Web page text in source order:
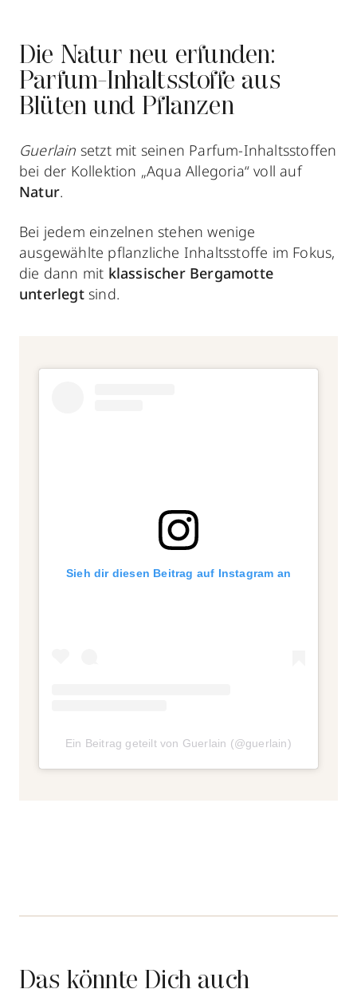
Die Natur neu erfunden:
Parfum-Inhaltsstoffe aus
Blüten und Pflanzen
Guerlain setzt mit seinen Parfum-Inhaltsstoffen
bei der Kollektion „Aqua Allegoria“ voll auf
Natur.
Bei jedem einzelnen stehen wenige
ausgewählte pflanzliche Inhaltsstoffe im Fokus,
die dann mit klassischer Bergamotte
unterlegtsind.
Sieh dir diesen Beitrag auf Instagram an
Ein Beitrag geteilt von Guerlain (@guerlain)
Das könnte Dich auch